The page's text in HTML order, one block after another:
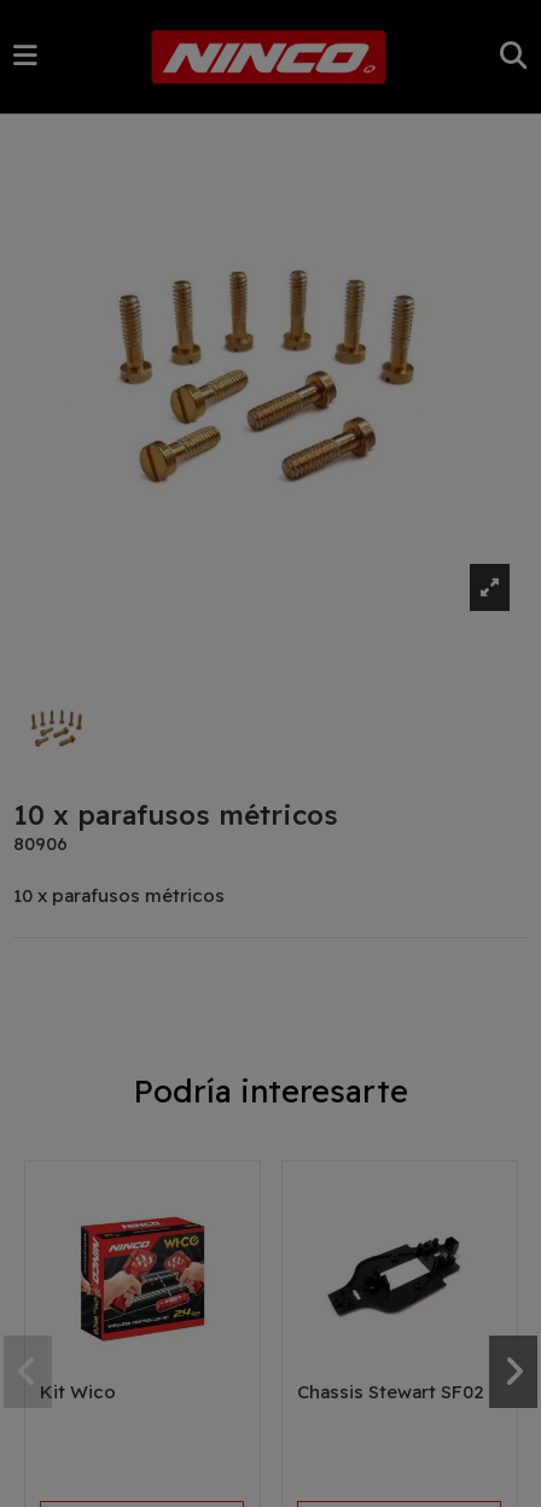
10 x parafusos métricos
80906
10 x parafusos métricos
Podría interesarte
Kit Wico Chassis Stewart SF02